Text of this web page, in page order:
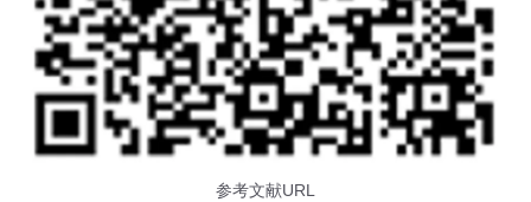
参考文献URL